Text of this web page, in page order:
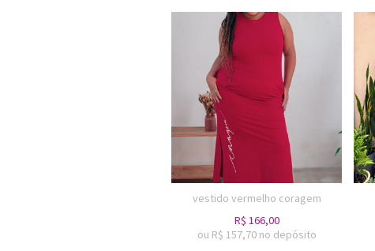
vestido vermelho coragem
R$ 166,00
ou R$ 157,70 no depósito